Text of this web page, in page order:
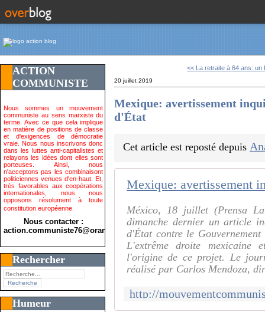
ACTION
COMMUNISTE
Nous sommes un mouvement
communiste au sens marxiste du
terme. Avec ce que cela implique
en matière de positions de classe
et d'exigences de démocratie
vraie. Nous nous inscrivons donc
dans les luttes anti-capitalistes et
relayons les idées dont elles sont
porteuses. Ainsi, nous
n'acceptons pas les combinaisont
politiciennes venues d'en-haut. Et,
très favorables aux coopérations
internationales, nous nous
opposons résolument à toute
constitution européenne.
Nous contacter :
action.communiste76@orange.fr>
Rechercher
Humeur
<< La retraite à 64 ans: un
20 juillet 2019
Mexique: avertissement
d'État
Cet article est reposté depuis
México, 18 juillet (Prensa
dimanche dernier un article
d'État contre le
L'extrême droite mexicaine
l'origine de ce projet. Le
réalisé par Carlos Mendoza,